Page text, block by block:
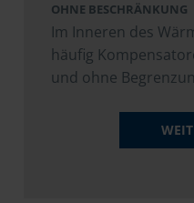
OHNE BESCHRÄNKUNG
Im Inneren des
häufig
und ohne